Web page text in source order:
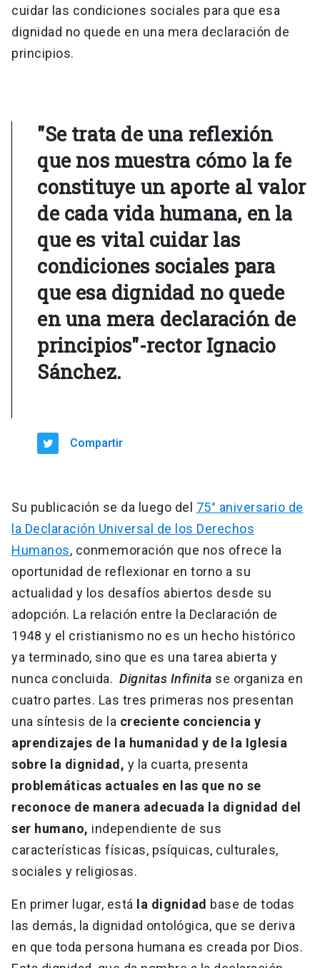
cuidar las condiciones sociales para que esa
dignidad no quede en una mera declaración de
principios.
"Se trata de una reflexión
que nos muestra cómo la fe
constituye un aporte al valor
de cada vida humana, en la
que es vital cuidar las
condiciones sociales para
que esa dignidad no quede
en una mera declaración de
principios"-rector Ignacio
Sánchez.
Compartir
Su publicación se da luego del 75° aniversario de
la Declaración Universal de los Derechos
Humanos, conmemoración que nos ofrece la
oportunidad de reflexionar en torno a su
actualidad y los desafíos abiertos desde su
adopción. La relación entre la Declaración de
1948 y el cristianismo no es un hecho histórico
ya terminado, sino que es una tarea abierta y
nunca concluida. Dignitas Infinita se organiza en
cuatro partes. Las tres primeras nos presentan
una síntesis de la creciente conciencia y
aprendizajes de la humanidad y de la Iglesia
sobre la dignidad, y la cuarta, presenta
problemáticas actuales en las que no se
reconoce de manera adecuada la dignidad del
ser humano, independiente de sus
características físicas, psíquicas, culturales,
sociales y religiosas.
En primer lugar, está la dignidad base de todas
las demás, la dignidad ontológica, que se deriva
en que toda persona humana es creada por Dios.